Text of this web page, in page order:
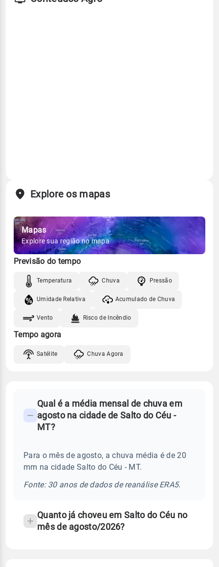
Explore os mapas
Mapas
Explore sua região no mapa
Previsão do tempo
Temperatura Chuva Pressão
Umidade Relativa Acumulado de Chuva
Vento Risco de Incêndio
Tempo agora
Satélite Chuva Agora
Perguntas
frequentes
chuva
temperatura
Qual é a média mensal de chuva em
agosto na cidade de Salto do Céu -
MT?
Para o mês de agosto, a chuva média é de 20
mm na cidade Salto do Céu - MT.
Fonte: 30 anos de dados de reanálise ERA5.
Quanto já choveu em Salto do Céu no
mês de agosto/2026?